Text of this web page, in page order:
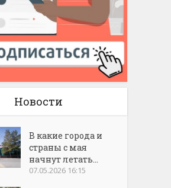
Новости
В какие города и
страны с мая
начнут летать...
07.05.2026 16:15